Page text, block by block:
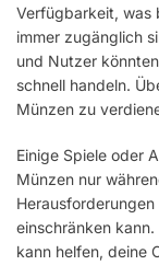
Verfügbarkeit, was
immer zugänglich
und Nutzer
schnell handeln.
Münzen zu
Einige Spiele oder
Münzen nur
einschränken
kann helfen, deine